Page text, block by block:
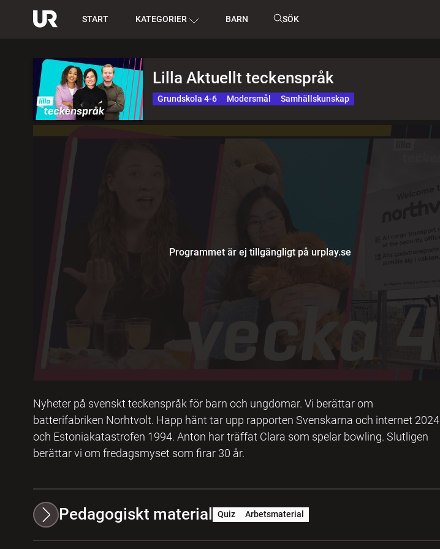
START KATEGORIER BARN SÖK
Lilla Aktuellt teckenspråk
Grundskola 4-6 Modersmål Samhällskunskap
Programmet är ej tillgängligt på urplay.se
Nyheter på svenskt teckenspråk för barn och ungdomar. Vi berättar om
batterifabriken Norhtvolt. Happ hänt tar upp rapporten Svenskarna och internet 2024
och Estoniakatastrofen 1994. Anton har träffat Clara som spelar bowling. Slutligen
berättar vi om fredagsmyset som firar 30 år.
Pedagogiskt material Quiz Arbetsmaterial